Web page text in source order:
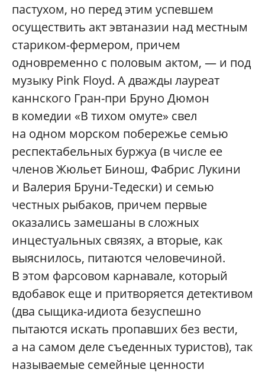
пастухом, но перед этим успевшем
осуществить акт эвтаназии над местным
стариком-фермером, причем
одновременно с половым актом, — и под
музыку Pink Floyd. А дважды лауреат
каннского Гран-при Бруно Дюмон
в комедии «В тихом омуте» свел
на одном морском побережье семью
респектабельных буржуа (в числе ее
членов Жюльет Бинош, Фабрис Лукини
и Валерия Бруни-Тедески) и семью
честных рыбаков, причем первые
оказались замешаны в сложных
инцестуальных связях, а вторые, как
выяснилось, питаются человечиной.
В этом фарсовом карнавале, который
вдобавок еще и притворяется детективом
(два сыщика-идиота безуспешно
пытаются искать пропавших без вести,
а на самом деле съеденных туристов), так
называемые семейные ценности